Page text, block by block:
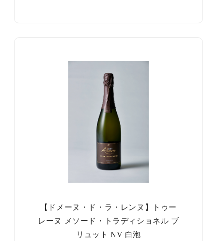
【ドメーヌ・ド・ラ・レンヌ】トゥー
レーヌ メソード・トラディショネル ブ
リュット NV 白泡